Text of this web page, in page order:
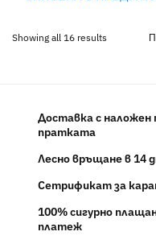
Showing all 16 results
Доставка с наложен
пратката
Лесно връщане в 14
Сетрификат за
100% сигурно
платеж